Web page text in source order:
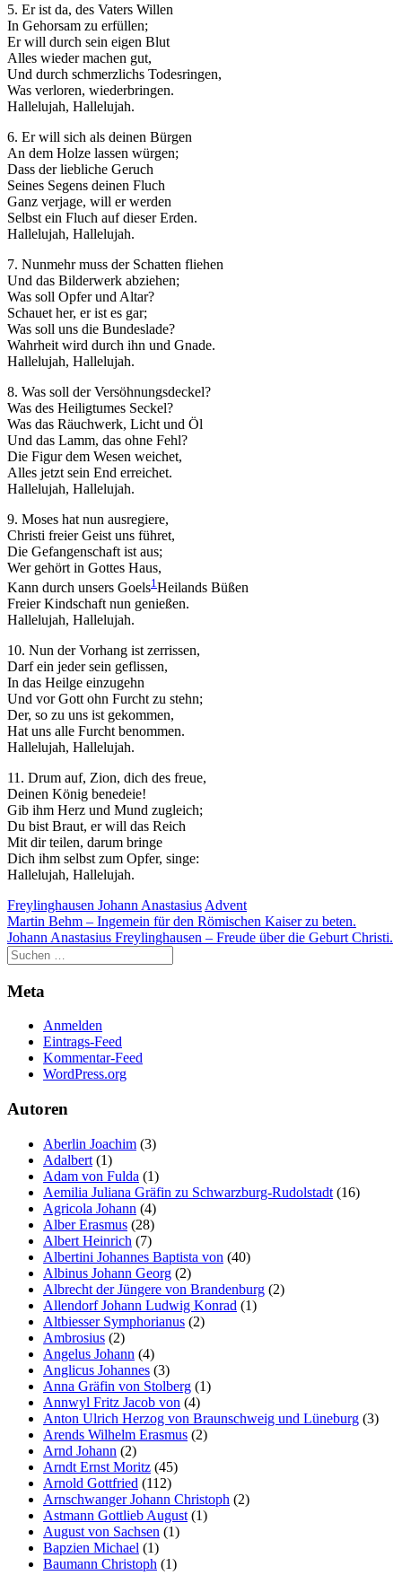
5. Er ist da, des Vaters Willen
In Gehorsam zu erfüllen;
Er will durch sein eigen Blut
Alles wieder machen gut,
Und durch schmerzlichs Todesringen,
Was verloren, wiederbringen.
Hallelujah, Hallelujah.
6. Er will sich als deinen Bürgen
An dem Holze lassen würgen;
Dass der liebliche Geruch
Seines Segens deinen Fluch
Ganz verjage, will er werden
Selbst ein Fluch auf dieser Erden.
Hallelujah, Hallelujah.
7. Nunmehr muss der Schatten fliehen
Und das Bilderwerk abziehen;
Was soll Opfer und Altar?
Schauet her, er ist es gar;
Was soll uns die Bundeslade?
Wahrheit wird durch ihn und Gnade.
Hallelujah, Hallelujah.
8. Was soll der Versöhnungsdeckel?
Was des Heiligtumes Seckel?
Was das Räuchwerk, Licht und Öl
Und das Lamm, das ohne Fehl?
Die Figur dem Wesen weichet,
Alles jetzt sein End erreichet.
Hallelujah, Hallelujah.
9. Moses hat nun ausregiere,
Christi freier Geist uns führet,
Die Gefangenschaft ist aus;
Wer gehört in Gottes Haus,
Kann durch unsers Goels1 Heilands Büßen
Freier Kindschaft nun genießen.
Hallelujah, Hallelujah.
10. Nun der Vorhang ist zerrissen,
Darf ein jeder sein geflissen,
In das Heilge einzugehn
Und vor Gott ohn Furcht zu stehn;
Der, so zu uns ist gekommen,
Hat uns alle Furcht benommen.
Hallelujah, Hallelujah.
11. Drum auf, Zion, dich des freue,
Deinen König benedeie!
Gib ihm Herz und Mund zugleich;
Du bist Braut, er will das Reich
Mit dir teilen, darum bringe
Dich ihm selbst zum Opfer, singe:
Hallelujah, Hallelujah.
Freylinghausen Johann Anastasius Advent
Beitragsnavigation
Martin Behm – Ingemein für den Römischen Kaiser zu beten.
Johann Anastasius Freylinghausen – Freude über die Geburt Christi.
Meta
Anmelden
Eintrags-Feed
Kommentar-Feed
WordPress.org
Autoren
Aberlin Joachim (3)
Adalbert (1)
Adam von Fulda (1)
Aemilia Juliana Gräfin zu Schwarzburg-Rudolstadt (16)
Agricola Johann (4)
Alber Erasmus (28)
Albert Heinrich (7)
Albertini Johannes Baptista von (40)
Albinus Johann Georg (2)
Albrecht der Jüngere von Brandenburg (2)
Allendorf Johann Ludwig Konrad (1)
Altbiesser Symphorianus (2)
Ambrosius (2)
Angelus Johann (4)
Anglicus Johannes (3)
Anna Gräfin von Stolberg (1)
Annwyl Fritz Jacob von (4)
Anton Ulrich Herzog von Braunschweig und Lüneburg (3)
Arends Wilhelm Erasmus (2)
Arnd Johann (2)
Arndt Ernst Moritz (45)
Arnold Gottfried (112)
Arnschwanger Johann Christoph (2)
Astmann Gottlieb August (1)
August von Sachsen (1)
Bapzien Michael (1)
Baumann Christoph (1)